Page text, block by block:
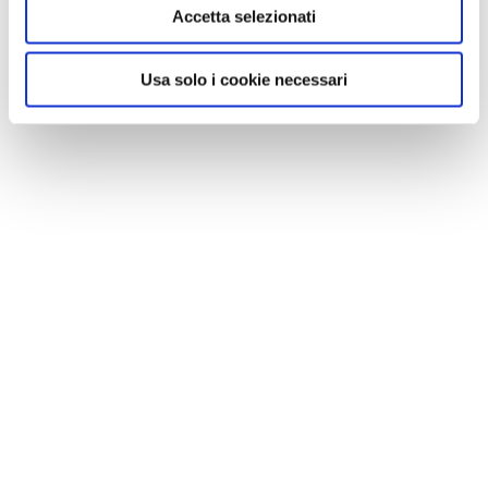
Accetta selezionati
Usa solo i cookie necessari